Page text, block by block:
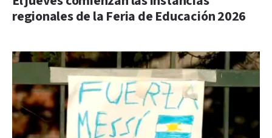
regionales de la Feria de Educación 2026